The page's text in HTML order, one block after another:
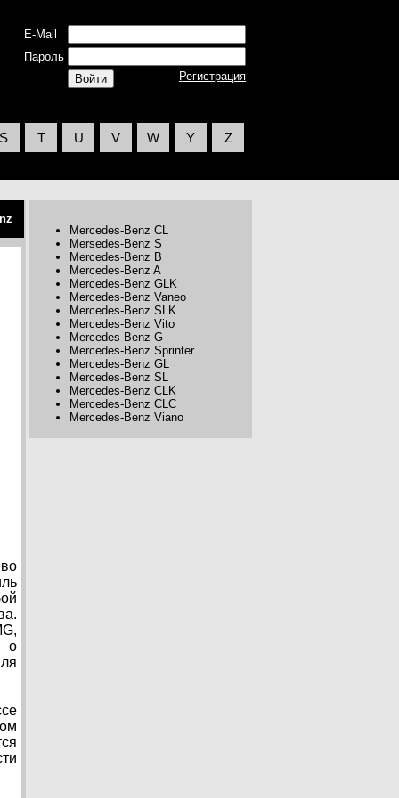
E-Mail
Пароль
Регистрация
S T U V W Y Z
о
Mercedes-Benz CL
Mersedes-Benz S
Mercedes-Benz B
Mercedes-Benz A
Mercedes-Benz GLK
Mercedes-Benz Vaneo
Mercedes-Benz SLK
Mercedes-Benz Vito
Mercedes-Benz G
Mercedes-Benz Sprinter
Mercedes-Benz GL
Mercedes-Benz SL
Mercedes-Benz CLK
Mercedes-Benz CLC
Mercedes-Benz Viano